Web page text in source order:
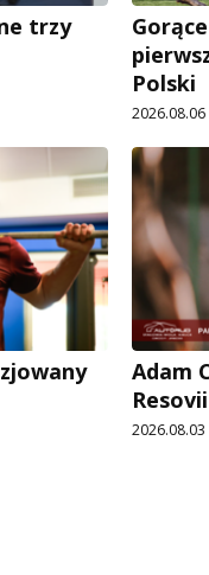
trzy
Polski
2026.08.06
Adam
2026.08.03